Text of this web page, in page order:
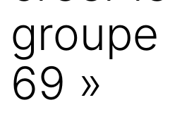
groupe
69 »